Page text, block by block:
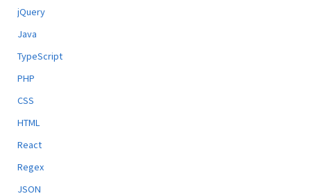
jQuery
Java
TypeScript
PHP
CSS
HTML
React
Regex
JSON